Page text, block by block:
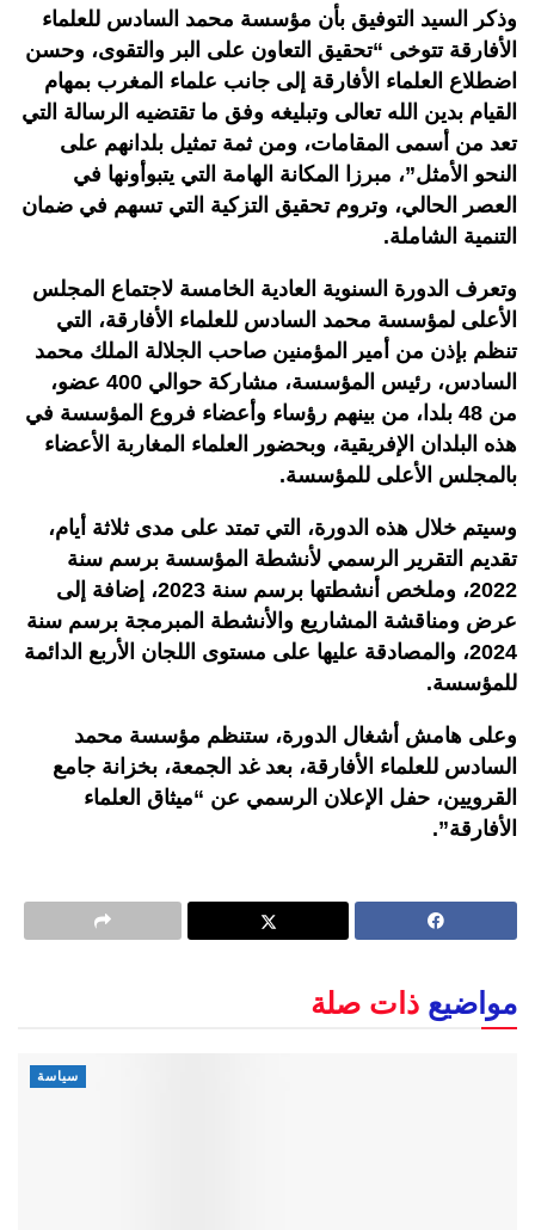
وذكر السيد التوفيق بأن مؤسسة محمد السادس للعلماء
الأفارقة تتوخى “تحقيق التعاون على البر والتقوى، وحسن
اضطلاع العلماء الأفارقة إلى جانب علماء المغرب بمهام
القيام بدين الله تعالى وتبليغه وفق ما تقتضيه الرسالة التي
تعد من أسمى المقامات، ومن ثمة تمثيل بلدانهم على
النحو الأمثل”، مبرزا المكانة الهامة التي يتبوأونها في
العصر الحالي، وتروم تحقيق التزكية التي تسهم في ضمان
التنمية الشاملة.
وتعرف الدورة السنوية العادية الخامسة لاجتماع المجلس
الأعلى لمؤسسة محمد السادس للعلماء الأفارقة، التي
تنظم بإذن من أمير المؤمنين صاحب الجلالة الملك محمد
السادس، رئيس المؤسسة، مشاركة حوالي 400 عضو،
من 48 بلدا، من بينهم رؤساء وأعضاء فروع المؤسسة في
هذه البلدان الإفريقية، وبحضور العلماء المغاربة الأعضاء
بالمجلس الأعلى للمؤسسة.
وسيتم خلال هذه الدورة، التي تمتد على مدى ثلاثة أيام،
تقديم التقرير الرسمي لأنشطة المؤسسة برسم سنة
2022، وملخص أنشطتها برسم سنة 2023، إضافة إلى
عرض ومناقشة المشاريع والأنشطة المبرمجة برسم سنة
2024، والمصادقة عليها على مستوى اللجان الأربع الدائمة
للمؤسسة.
وعلى هامش أشغال الدورة، ستنظم مؤسسة محمد
السادس للعلماء الأفارقة، بعد غد الجمعة، بخزانة جامع
القرويين، حفل الإعلان الرسمي عن “ميثاق العلماء
الأفارقة”.
مواضيع ذات صلة
سياسة